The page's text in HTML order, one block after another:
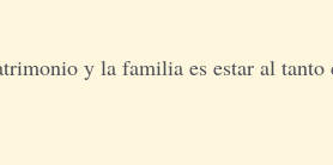
y la familia es estar al tanto